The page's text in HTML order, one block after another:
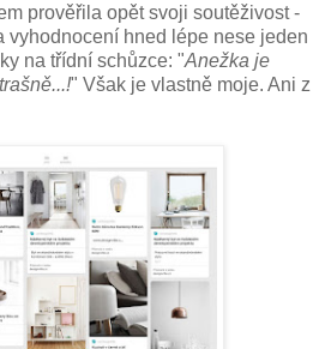
prověřila opět svoji soutěživost -
vyhodnocení hned lépe nese jeden
na třídní schůzce: "Anežka je
" Však je vlastně moje. Ani z